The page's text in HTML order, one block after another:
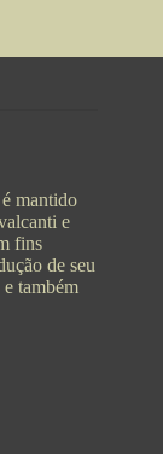
mantido
e
fins
de seu
também